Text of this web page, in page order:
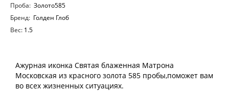
Проба: Золото585
Бренд: Голден Глоб
Вес: 1.5
Ажурная иконка Святая блаженная Матрона
Московская из красного золота 585 пробы,поможет вам
во всех жизненных ситуациях.